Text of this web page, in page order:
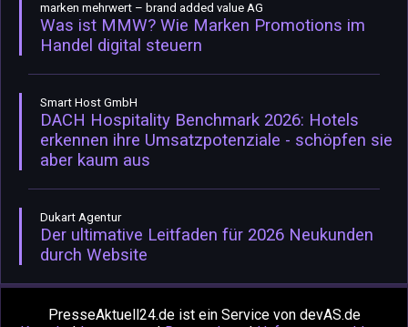
marken mehrwert – brand added value AG
Was ist MMW? Wie Marken Promotions im
Handel digital steuern
Smart Host GmbH
DACH Hospitality Benchmark 2026: Hotels
erkennen ihre Umsatzpotenziale - schöpfen sie
aber kaum aus
Dukart Agentur
Der ultimative Leitfaden für 2026 Neukunden
durch Website
PresseAktuell24.de ist ein Service von devAS.de